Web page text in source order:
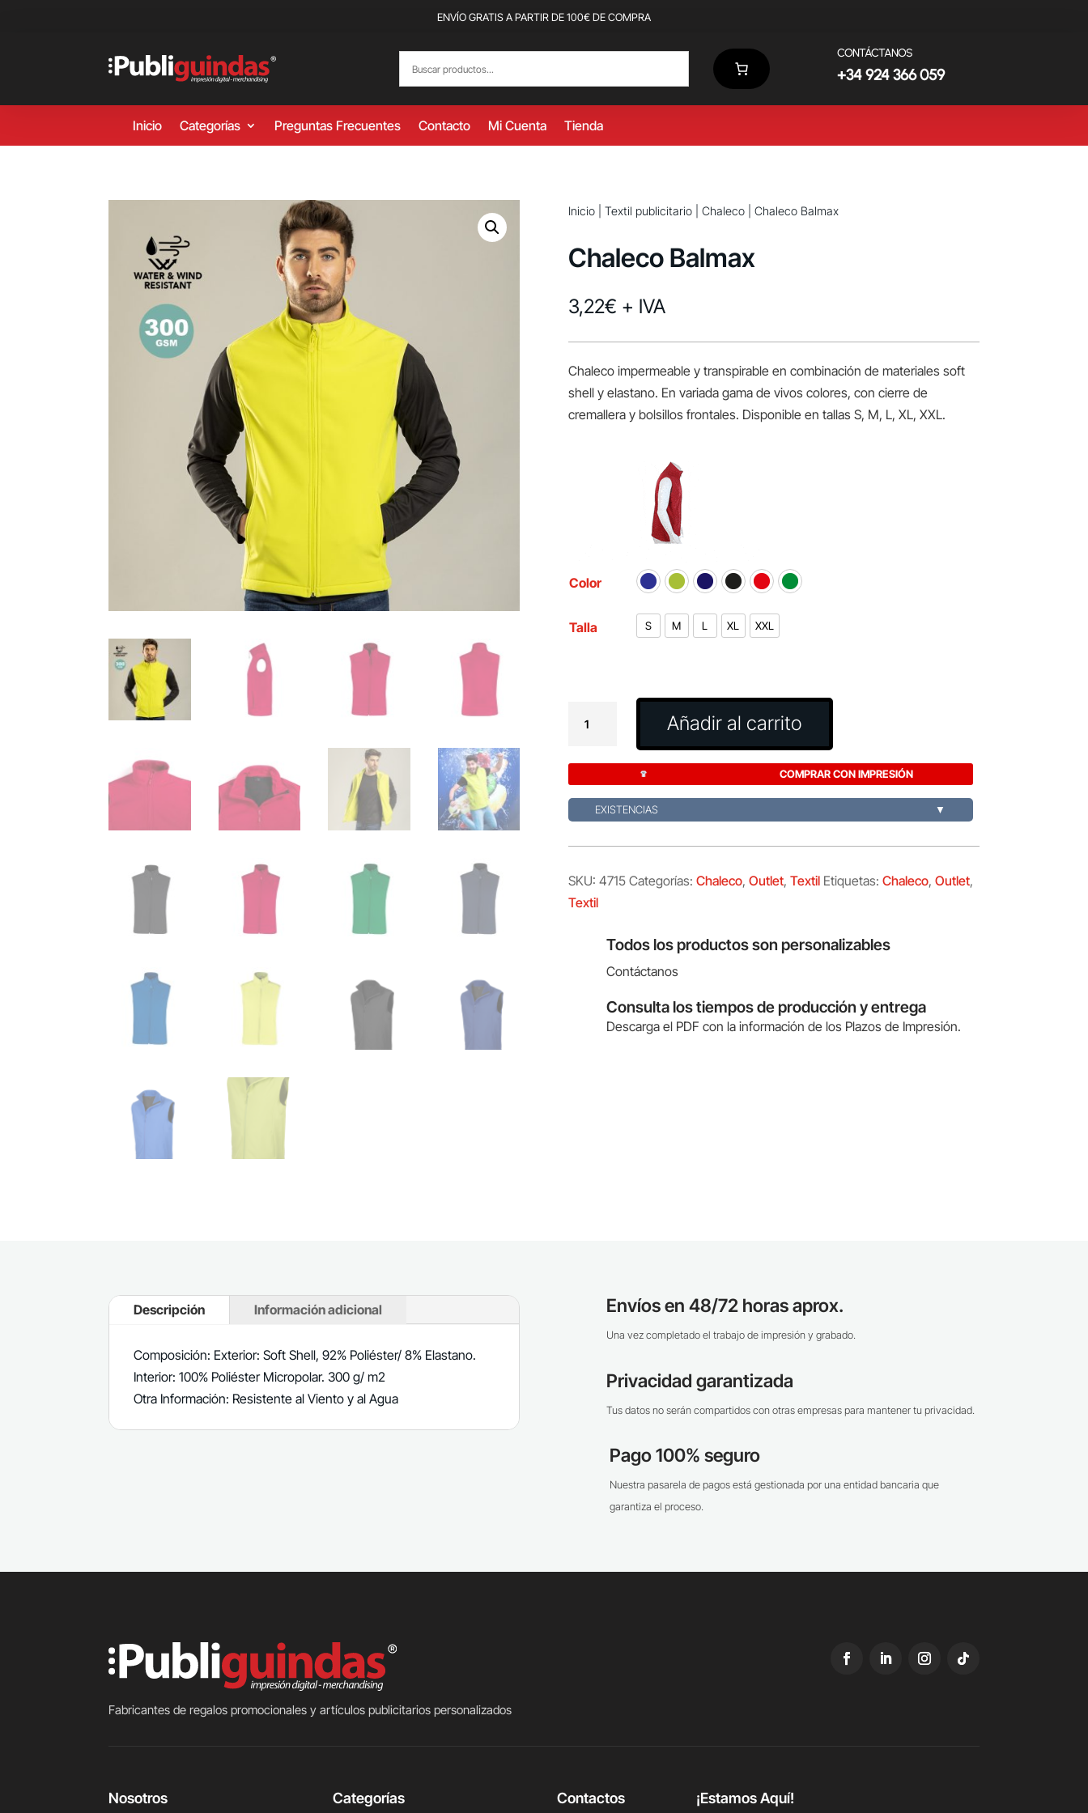
ENVÍO GRATIS A PARTIR DE 100€ DE COMPRA
CONTÁCTANOS
+34 924 366 059
Inicio Categorías Preguntas Frecuentes Contacto Mi Cuenta Tienda
Inicio| Textil publicitario| Chaleco| Chaleco Balmax
Chaleco Balmax
3,22€ + IVA
Chaleco impermeable y transpirable en combinación de materiales soft
shell y elastano. En variada gama de vivos colores, con cierre de
cremallera y bolsillos frontales. Disponible en tallas S, M, L, XL, XXL.
Color
Talla S M L XL XXL
Balmax
Añadir al carrito
COMPRAR CON IMPRESIÓN
EXISTENCIAS ▼
SKU: 4715 Categorías: Chaleco, Outlet, Textil Etiquetas: Chaleco, Outlet,
Textil
Todos los productos son personalizables
Contáctanos
Consulta los tiempos de producción y entrega
Descarga el PDF con la información de los Plazos de Impresión.
Descripción Información adicional
Composición: Exterior: Soft Shell, 92% Poliéster/ 8% Elastano.
Interior: 100% Poliéster Micropolar. 300 g/ m2
Otra Información: Resistente al Viento y al Agua
Envíos en 48/72 horas aprox.
Una vez completado el trabajo de impresión y grabado.
Privacidad garantizada
Tus datos no serán compartidos con otras empresas para mantener tu privacidad.
Pago 100% seguro
Nuestra pasarela de pagos está gestionada por una entidad bancaria que
garantiza el proceso.
Fabricantes de regalos promocionales y artículos publicitarios personalizados
Nosotros Categorías Contactos ¡Estamos Aquí!